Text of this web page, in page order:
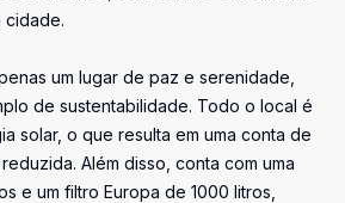
cidade.
um lugar de paz e serenidade,
de sustentabilidade. Todo o local é
solar, o que resulta em uma conta de
Além disso, conta com uma
e um filtro Europa de 1000 litros,